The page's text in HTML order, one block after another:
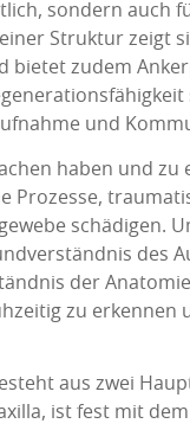
sondern auch
Struktur zeigt
bietet zudem
und
haben und zu
Prozesse,
schädigen.
des
der
zu erkennen
aus zwei
ist fest mit dem